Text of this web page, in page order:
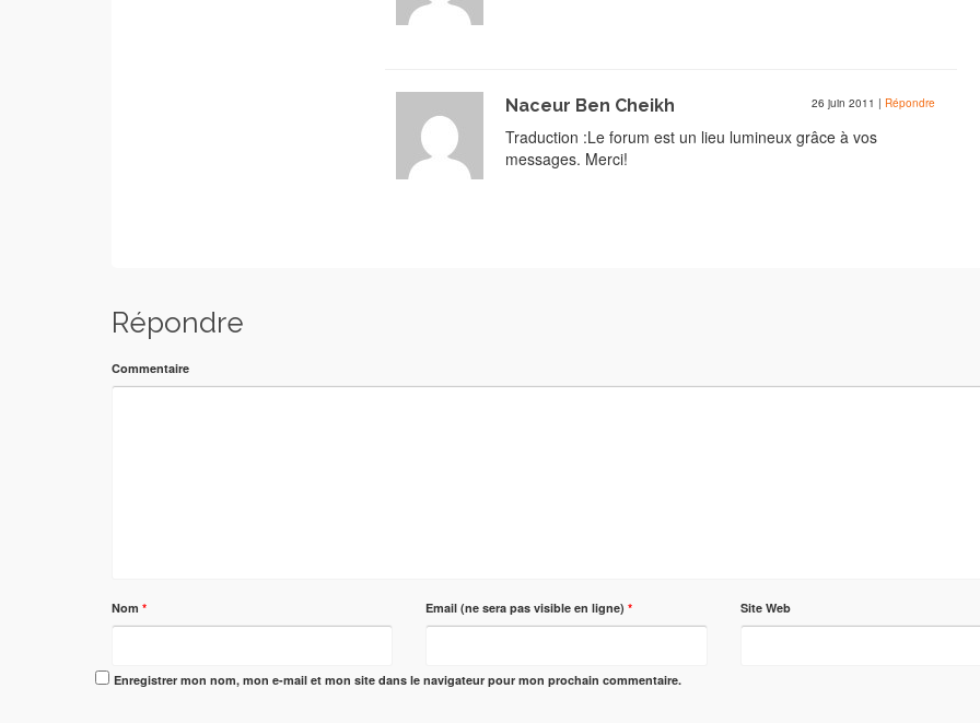
Naceur Ben Cheikh 26 juin 2011 | Répondre
Traduction :Le forum est un lieu lumineux grâce à vos
messages. Merci!
Répondre
Commentaire
Nom * Email (ne sera pas visible en ligne)* Site Web
Enregistrer mon nom, mon e-mail et mon site dans le navigateur pour mon prochain commentaire.